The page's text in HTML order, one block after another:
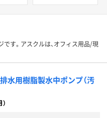
です。アスクルは、オフィス用品/現
水用樹脂製水中ポンプ（汚